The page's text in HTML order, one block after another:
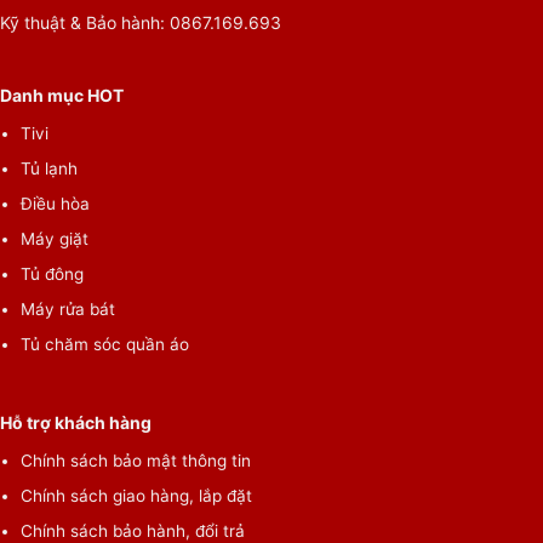
ngăn tủ
Tủ lạnh Side By Side Hitachi Inverter này được trang bị hai cảm
biến Eco; 1 cho ngăn đông, 1 cho ngăn lạnh giúp cảm nhận sự
thay đổi nhiệt dộ môi trường bên ngoài cũng như lượng thực
phẩm bên trong tủ. Từ đó, nó đưa ra chế độ làm lạnh trong tủ
tăng thêm sự tiết kiệm điện cho bạn.
Kỹ thuật & Bảo hành: 0867.169.693
Danh mục HOT
Tivi
Tủ lạnh
Điều hòa
Máy giặt
Tủ đông
Máy rửa bát
Tủ chăm sóc quần áo
Hỗ trợ khách hàng
Chính sách bảo mật thông tin
Chính sách giao hàng, lắp đặt
Chính sách bảo hành, đổi trả